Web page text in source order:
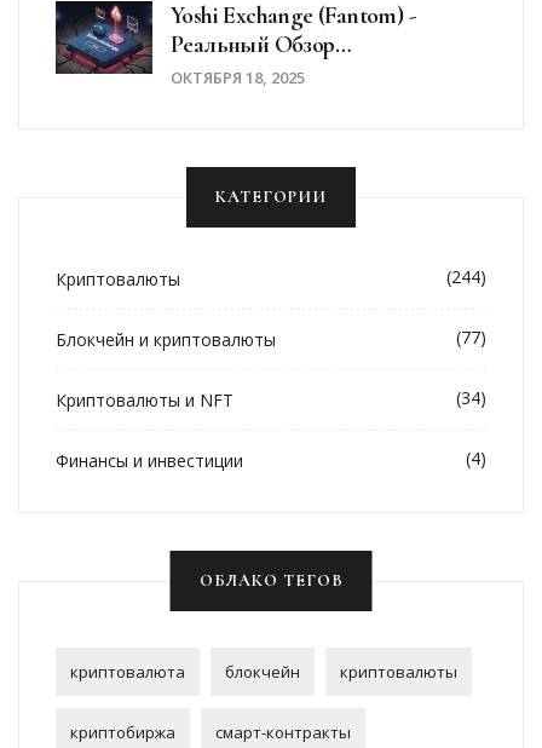
Yoshi Exchange (Fantom) -
Реальный Обзор
Децентрализованной Биржи В
ОКТЯБРЯ 18, 2025
КАТЕГОРИИ
Криптовалюты (244)
Блокчейн и криптовалюты (77)
Криптовалюты и NFT (34)
Финансы и инвестиции (4)
ОБЛАКО ТЕГОВ
криптовалюта блокчейн криптовалюты
криптобиржа смарт-контракты